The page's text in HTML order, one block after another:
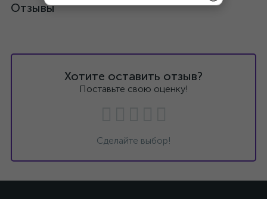
Отзывы
Хотите оставить отзыв?
Поставьте свою оценку!
Сделайте выбор!